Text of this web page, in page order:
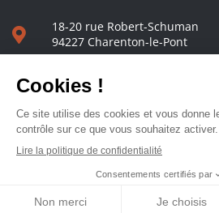
18-20 rue Robert-Schuman
94227 Charenton-le-Pont